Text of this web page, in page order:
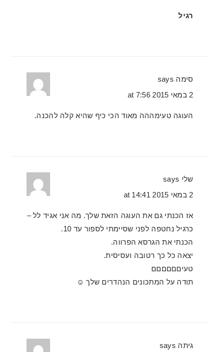
רגיל
סימה says
2 במאי 2015 at 7:56
העוגה טעימההה מאוד הכי כיף שהיא קלה להכנה.
שלי says
2 במאי 2015 at 14:41
אז הכנתי גם את העוגה הזאת שלך. מה אני אגיד לל –
כרגיל נחטפה לפני שסיימתי לספור עד 10.
הכנתי את הגרסא הפרווה.
יצאה כל כך רטובה ועסיסית.
טעיםםםםםם
תודה על המתכונים הנהדרים שלך ☺
גיתה says